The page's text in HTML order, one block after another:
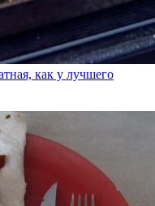
как у лучшего